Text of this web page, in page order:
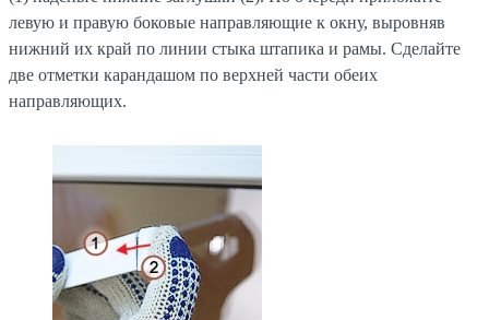
левую и правую боковые направляющие к окну, выровняв
нижний их край по линии стыка штапика и рамы. Сделайте
две отметки карандашом по верхней части обеих
направляющих.